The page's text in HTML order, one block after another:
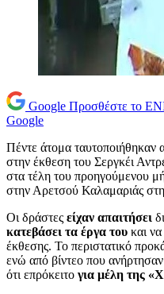
Google Προσθέστε το
Google
Πέντε άτομα ταυτοποιήθηκαν
στην έκθεση του Σεργκέι
στα τέλη του προηγούμενου
στην Αρετσού Καλαμαριάς
Οι δράστες είχαν απαιτήσει
κατεβάσει τα έργα του και να
έκθεσης. Το περιστατικό
ενώ από βίντεο που
ότι επρόκειτο για μέλη της